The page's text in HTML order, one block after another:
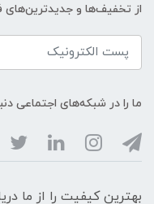
از تخفیف‌ها و جدیدترین‌های
ما را در شبکه‌های اجتماعی
بهترین کیفیت را از ما